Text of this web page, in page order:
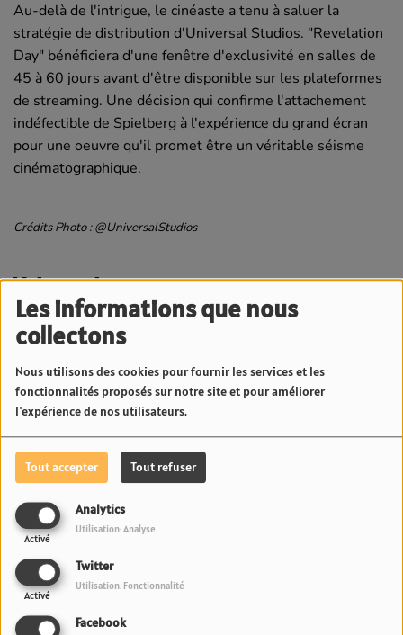
Les informations que nous
collectons
Nous utilisons des cookies pour fournir les services et les
fonctionnalités proposés sur notre site et pour améliorer
l'expérience de nos utilisateurs.
Tout accepter Tout refuser
Analytics
Activé
Utilisation: Analyse
Twitter
Activé
Utilisation: Fonctionnalité
Facebook
Au-delà de l'intrigue, le cinéaste a tenu à saluer la
stratégie de distribution d'Universal Studios. "Revelation
Day" bénéficiera d'une fenêtre d'exclusivité en salles de
45 à 60 jours avant d'être disponible sur les plateformes
de streaming. Une décision qui confirme l'attachement
indéfectible de Spielberg à l'expérience du grand écran
pour une oeuvre qu'il promet être un véritable séisme
cinématographique.
Crédits Photo : @UniversalStudios
Voir aussi
Alerte météo aux Australes
: L'île de Rapa placée en
vague-submersion | 23.6
Radio